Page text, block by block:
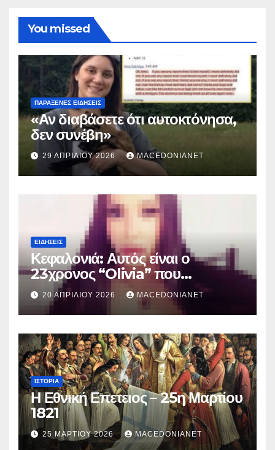
You missed
ΠΑΡΆΞΕΝΕΣ ΕΙΔΉΣΕΙΣ
«Αν διαβάσετε ότι αυτοκτόνησα,
δεν συνέβη»
29 ΑΠΡΙΛΊΟΥ 2026 MACEDONIANET
ΕΙΔΉΣΕΙΣ
Κεφαλονιά: Αυτός είναι ο
23χρονος “Olivia” που
κατηγορείται για τον θάνατο της
Μυρτούς
20 ΑΠΡΙΛΊΟΥ 2026 MACEDONIANET
ΙΣΤΟΡΊΑ
Η Εθνική Επετειος – 25η Μαρτίου
1821
25 ΜΑΡΤΊΟΥ 2026 MACEDONIANET